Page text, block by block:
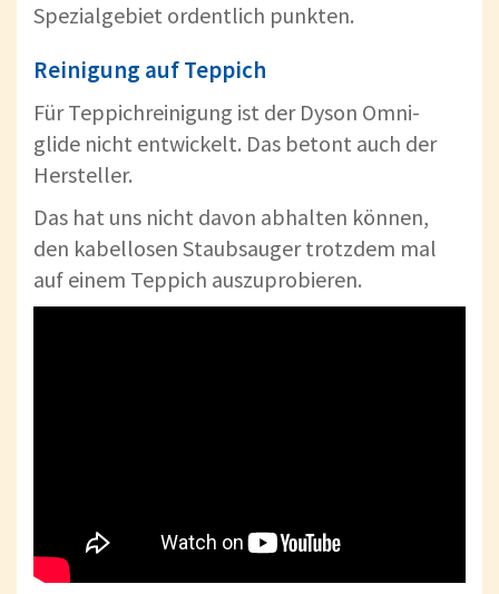
Spezialgebiet ordentlich punkten.
Reinigung auf Teppich
Für Teppichreinigung ist der Dyson Omni-
glide nicht entwickelt. Das betont auch der
Hersteller.
Das hat uns nicht davon abhalten können,
den kabellosen Staubsauger trotzdem mal
auf einem Teppich auszuprobieren.